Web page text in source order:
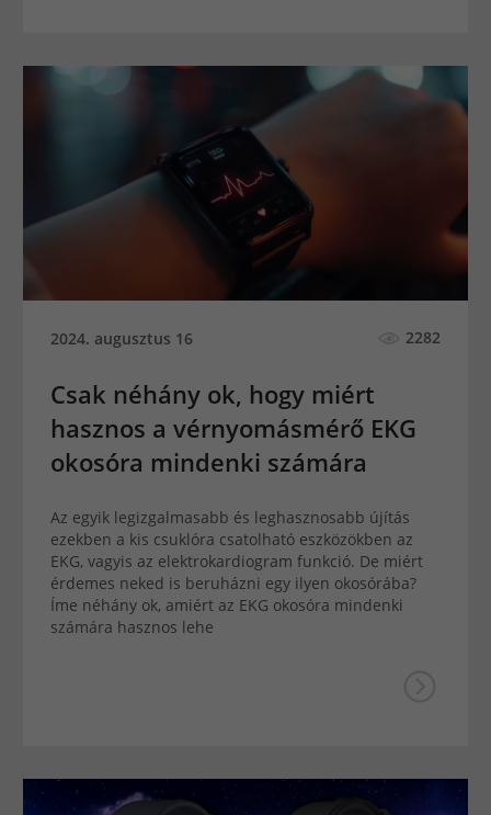
2024. augusztus 16 2282
Csak néhány ok, hogy miért
hasznos a vérnyomásmérő EKG
okosóra mindenki számára
Az egyik legizgalmasabb és leghasznosabb újítás
ezekben a kis csuklóra csatolható eszközökben az
EKG, vagyis az elektrokardiogram funkció. De miért
érdemes neked is beruházni egy ilyen okosórába?
Íme néhány ok, amiért az EKG okosóra mindenki
számára hasznos lehe